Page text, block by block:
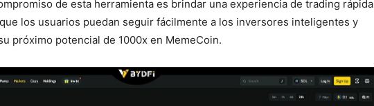
de esta herramienta es brindar una experiencia de trading rápida
los usuarios puedan seguir fácilmente a los inversores inteligentes y
próximo potencial de 1000x en MemeCoin.